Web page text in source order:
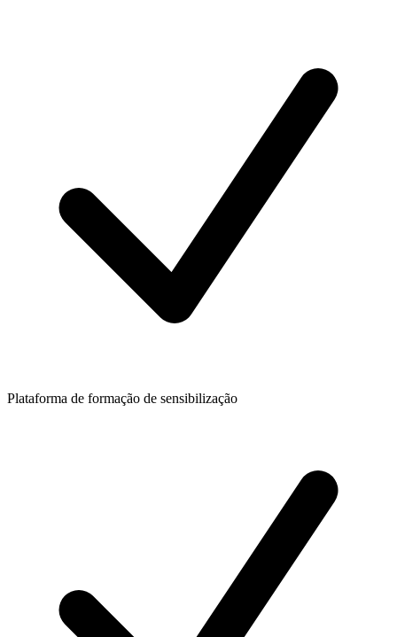
Plataforma de formação de sensibilização